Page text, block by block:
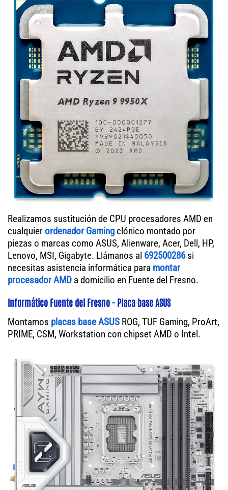
Realizamos sustitución de CPU procesadores AMD en
cualquierordenador Gaming clónico montado por
piezas o marcas como ASUS, Alienware, Acer, Dell, HP,
Lenovo, MSI, Gigabyte. Llámanos al 692500286si
necesitas asistencia informática para montar
procesador AMD a domicilio en Fuente del Fresno.
Informático Fuente del Fresno - Placa base ASUS
Montamos placas base ASUS ROG, TUF Gaming, ProArt,
PRIME, CSM, Workstation con chipset AMD o Intel.